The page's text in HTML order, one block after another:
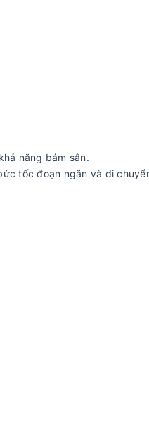
năng bám sân.
tốc đoạn ngắn và di